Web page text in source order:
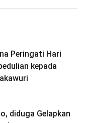
Peringati Hari
kepada
diduga Gelapkan